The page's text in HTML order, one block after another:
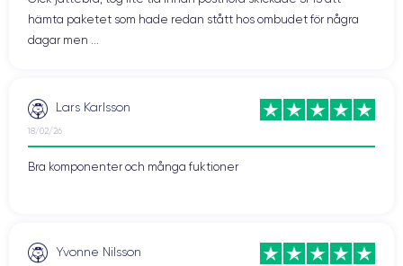
hämta paketet som hade redan stått hos ombudet för några
dagar men ...
Lars Karlsson
18/02/26
Bra komponenter och många fuktioner
Yvonne Nilsson